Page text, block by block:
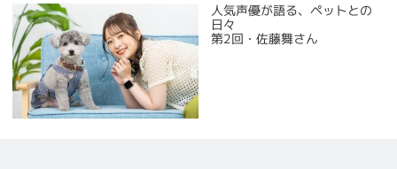
人気声優が語る、ペットとの
日々
第2回・佐藤舞さん